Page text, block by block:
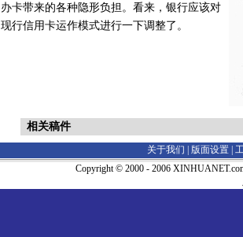
办卡带来的各种隐形负担。看来，银行应该对
现行信用卡运作模式进行一下调整了。
相关稿件
关于我们 | 版面设置
Copyright © 2000 - 2006